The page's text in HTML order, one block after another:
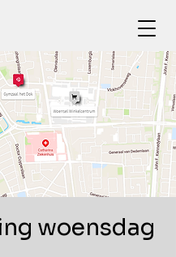
woensdag